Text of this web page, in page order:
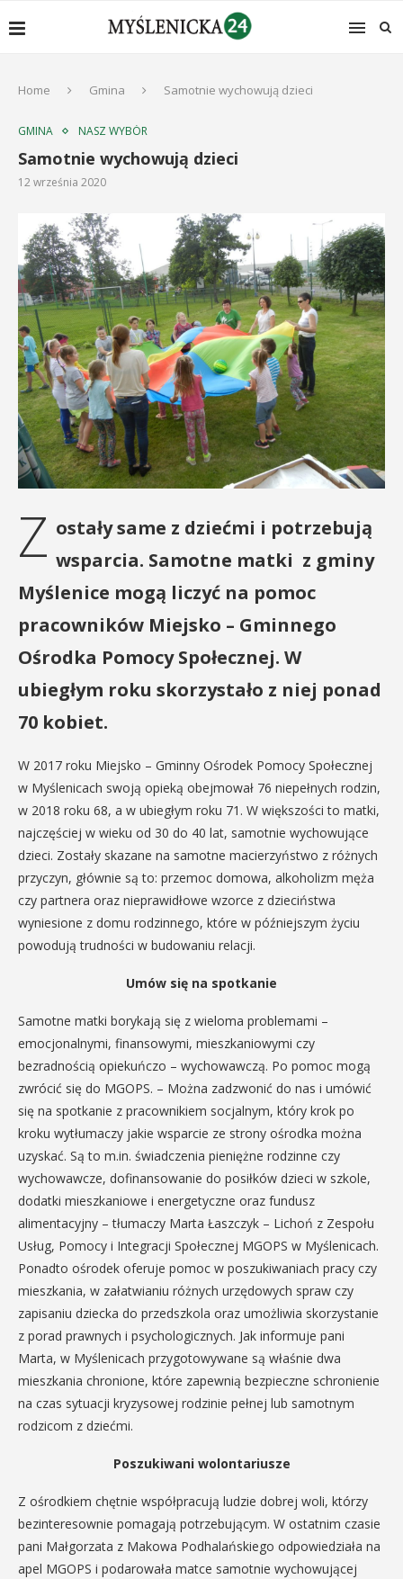
Home Gmina Samotnie wychowują dzieci
GMINA NASZ WYBÓR
Samotnie wychowują dzieci
12 września 2020
Z ostały same z dziećmi i potrzebują
wsparcia. Samotne matki z gminy
Myślenice mogą liczyć na pomoc
pracowników Miejsko – Gminnego
Ośrodka Pomocy Społecznej. W
ubiegłym roku skorzystało z niej ponad
70 kobiet.
W 2017 roku Miejsko – Gminny Ośrodek Pomocy Społecznej
w Myślenicach swoją opieką obejmował 76 niepełnych rodzin,
w 2018 roku 68, a w ubiegłym roku 71. W większości to matki,
najczęściej w wieku od 30 do 40 lat, samotnie wychowujące
dzieci. Zostały skazane na samotne macierzyństwo z różnych
przyczyn, głównie są to: przemoc domowa, alkoholizm męża
czy partnera oraz nieprawidłowe wzorce z dzieciństwa
wyniesione z domu rodzinnego, które w późniejszym życiu
powodują trudności w budowaniu relacji.
Umów się na spotkanie
Samotne matki borykają się z wieloma problemami –
emocjonalnymi, finansowymi, mieszkaniowymi czy
bezradnością opiekuńczo – wychowawczą. Po pomoc mogą
zwrócić się do MGOPS. – Można zadzwonić do nas i umówić
się na spotkanie z pracownikiem socjalnym, który krok po
kroku wytłumaczy jakie wsparcie ze strony ośrodka można
uzyskać. Są to m.in. świadczenia pieniężne rodzinne czy
wychowawcze, dofinansowanie do posiłków dzieci w szkole,
dodatki mieszkaniowe i energetyczne oraz fundusz
alimentacyjny – tłumaczy Marta Łaszczyk – Lichoń z Zespołu
Usług, Pomocy i Integracji Społecznej MGOPS w Myślenicach.
Ponadto ośrodek oferuje pomoc w poszukiwaniach pracy czy
mieszkania, w załatwianiu różnych urzędowych spraw czy
zapisaniu dziecka do przedszkola oraz umożliwia skorzystanie
z porad prawnych i psychologicznych. Jak informuje pani
Marta, w Myślenicach przygotowywane są właśnie dwa
mieszkania chronione, które zapewnią bezpieczne schronienie
na czas sytuacji kryzysowej rodzinie pełnej lub samotnym
rodzicom z dziećmi.
Poszukiwani wolontariusze
Z ośrodkiem chętnie współpracują ludzie dobrej woli, którzy
bezinteresownie pomagają potrzebującym. W ostatnim czasie
pani Małgorzata z Makowa Podhalańskiego odpowiedziała na
apel MGOPS i podarowała matce samotnie wychowującej